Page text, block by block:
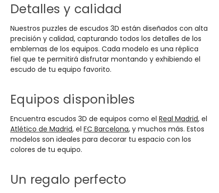
Detalles y calidad
Nuestros puzzles de escudos 3D están diseñados con alta
precisión y calidad, capturando todos los detalles de los
emblemas de los equipos. Cada modelo es una réplica
fiel que te permitirá disfrutar montando y exhibiendo el
escudo de tu equipo favorito.
Equipos disponibles
Encuentra escudos 3D de equipos como el Real Madrid, el
Atlético de Madrid, el FC Barcelona, y muchos más. Estos
modelos son ideales para decorar tu espacio con los
colores de tu equipo.
Un regalo perfecto